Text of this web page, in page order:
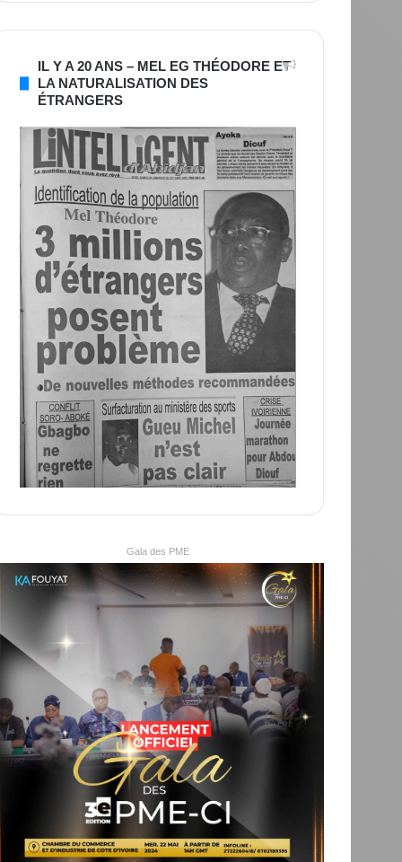
IL Y A 20 ANS – MEL EG THÉODORE ET
LA NATURALISATION DES
ÉTRANGERS
Gala des PME